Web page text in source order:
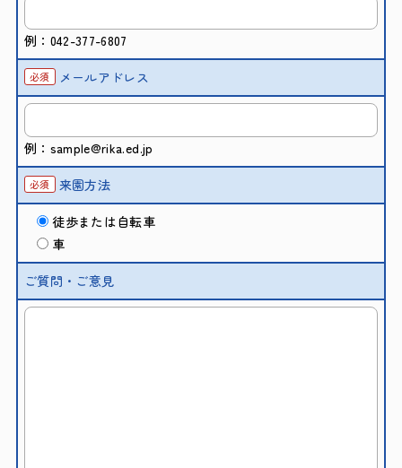
例：042-377-6807
必須 メールアドレス
例：sample@rika.ed.jp
必須 来園方法
徒歩または自転車
車
ご質問・ご意見